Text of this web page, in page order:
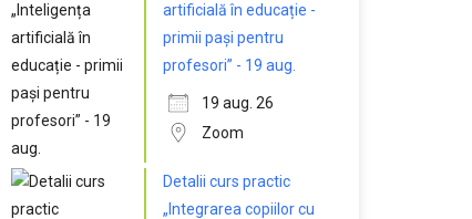
artificială în educație -
primii pași pentru
profesori” - 19 aug.
19 aug. 26
Zoom
Detalii curs practic
„Integrarea copiilor cu